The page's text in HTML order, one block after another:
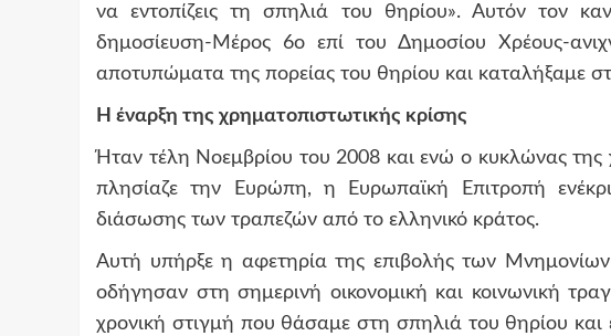
να εντοπίζεις τη σπηλιά του θηρίου». Αυτόν τον
δημοσίευση-Μέρος 6ο επί του Δημοσίου Χρέους-
αποτυπώματα της πορείας του θηρίου και καταλήξαμε
Η έναρξη της χρηματοπιστωτικής κρίσης
Ήταν τέλη Νοεμβρίου του 2008 και ενώ ο κυκλώνας της
πλησίαζε την Ευρώπη, η Ευρωπαϊκή Επιτροπή
διάσωσης των τραπεζών από το ελληνικό κράτος.
Αυτή υπήρξε η αφετηρία της επιβολής των
οδήγησαν στη σημερινή οικονομική και κοινωνική
χρονική στιγμή που θάσαμε στη σπηλιά του θηρίου